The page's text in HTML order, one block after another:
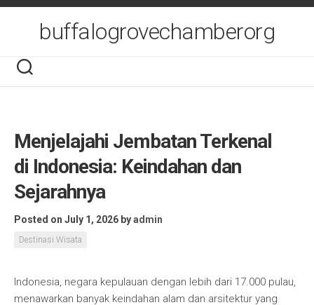
Skip
buffalogrovechamberorg
Menjelajahi Jembatan Terkenal
di Indonesia: Keindahan dan
Sejarahnya
Posted on July 1, 2026 byadmin
Destinasi Wisata
Indonesia, negara kepulauan dengan lebih dari 17.000 pulau,
menawarkan banyak keindahan alam dan arsitektur yang